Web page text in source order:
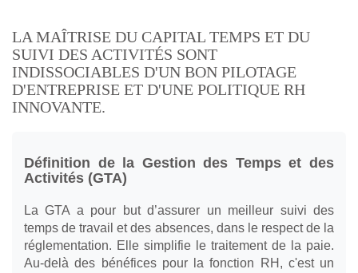
LA MAÎTRISE DU CAPITAL TEMPS ET DU
SUIVI DES ACTIVITÉS SONT
INDISSOCIABLES D'UN BON PILOTAGE
D'ENTREPRISE ET D'UNE POLITIQUE RH
INNOVANTE.
Définition de la Gestion des Temps et des
Activités (GTA)
La GTA a pour but d’assurer un meilleur suivi des
temps de travail et des absences, dans le respect de la
réglementation. Elle simplifie le traitement de la paie.
Au-delà des bénéfices pour la fonction RH, c'est un